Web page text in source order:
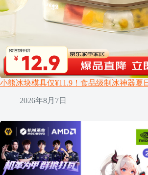
小熊冰块模具仅¥11.9！食品级制冰神器夏
2026年8月7日